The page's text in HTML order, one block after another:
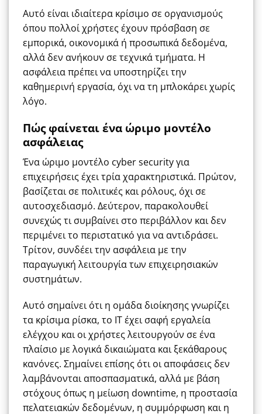
Αυτό είναι ιδιαίτερα κρίσιμο σε οργανισμούς
όπου πολλοί χρήστες έχουν πρόσβαση σε
εμπορικά, οικονομικά ή προσωπικά δεδομένα,
αλλά δεν ανήκουν σε τεχνικά τμήματα. Η
ασφάλεια πρέπει να υποστηρίζει την
καθημερινή εργασία, όχι να τη μπλοκάρει χωρίς
λόγο.
Πώς φαίνεται ένα ώριμο μοντέλο
ασφάλειας
Ένα ώριμο μοντέλο cyber security για
επιχειρήσεις έχει τρία χαρακτηριστικά. Πρώτον,
βασίζεται σε πολιτικές και ρόλους, όχι σε
αυτοσχεδιασμό. Δεύτερον, παρακολουθεί
συνεχώς τι συμβαίνει στο περιβάλλον και δεν
περιμένει το περιστατικό για να αντιδράσει.
Τρίτον, συνδέει την ασφάλεια με την
παραγωγική λειτουργία των επιχειρησιακών
συστημάτων.
Αυτό σημαίνει ότι η ομάδα διοίκησης γνωρίζει
τα κρίσιμα ρίσκα, το IT έχει σαφή εργαλεία
ελέγχου και οι χρήστες λειτουργούν σε ένα
πλαίσιο με λογικά δικαιώματα και ξεκάθαρους
κανόνες. Σημαίνει επίσης ότι οι αποφάσεις δεν
λαμβάνονται αποσπασματικά, αλλά με βάση
στόχους όπως η μείωση downtime, η προστασία
πελατειακών δεδομένων, η συμμόρφωση και η